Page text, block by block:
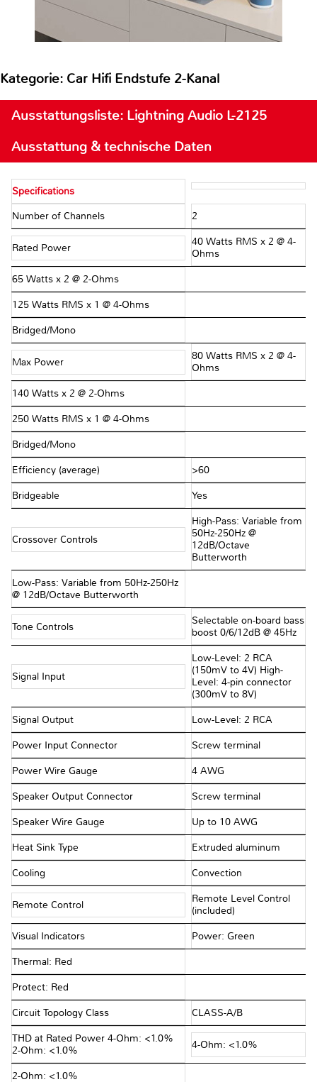
Kategorie: Car Hifi Endstufe 2-Kanal
Ausstattungsliste: Lightning Audio L-2125
Ausstattung & technische Daten
Specifications
Number of Channels 2
Rated Power
40 Watts RMS x 2 @ 4-
Ohms
65 Watts x 2 @ 2-Ohms
125 Watts RMS x 1 @ 4-Ohms
Bridged/Mono
Max Power
80 Watts RMS x 2 @ 4-
Ohms
140 Watts x 2 @ 2-Ohms
250 Watts RMS x 1 @ 4-Ohms
Bridged/Mono
Efficiency (average) >60
Bridgeable Yes
Crossover Controls
High-Pass: Variable from
50Hz-250Hz @
12dB/Octave
Butterworth
Low-Pass: Variable from 50Hz-250Hz
@ 12dB/Octave Butterworth
Tone Controls
Selectable on-board bass
boost 0/6/12dB @ 45Hz
Signal Input
Low-Level: 2 RCA
(150mV to 4V) High-
Level: 4-pin connector
(300mV to 8V)
Signal Output Low-Level: 2 RCA
Power Input Connector Screw terminal
Power Wire Gauge 4 AWG
Speaker Output Connector Screw terminal
Speaker Wire Gauge Up to 10 AWG
Heat Sink Type Extruded aluminum
Cooling Convection
Remote Control
Remote Level Control
(included)
Visual Indicators Power: Green
Thermal: Red
Protect: Red
Circuit Topology Class CLASS-A/B
THD at Rated Power 4-Ohm: <1.0%
2-Ohm: <1.0%
4-Ohm: <1.0%
2-Ohm: <1.0%